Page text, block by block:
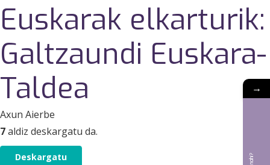
Euskarak elkarturik:
Galtzaundi Euskara-
Taldea
Axun Aierbe
7aldiz deskargatu da.
Deskargatu
→